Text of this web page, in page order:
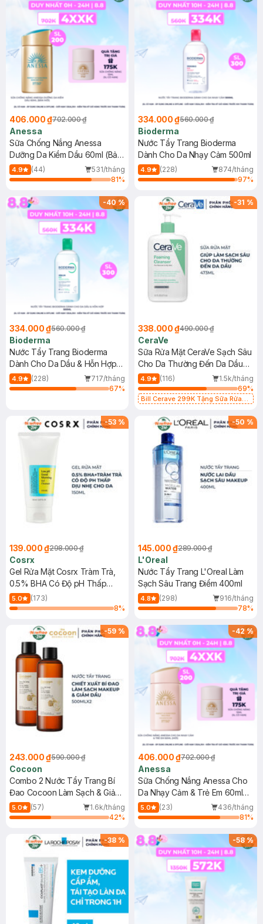
406.000 ₫702.000 ₫
Anessa
Sữa Chống Nắng Anessa
Dưỡng Da Kiềm Dầu 60ml (Bản
Mới)
4.9 (44)
531/tháng
81%
334.000 ₫560.000 ₫
Bioderma
Nước Tẩy Trang Bioderma
Dành Cho Da Nhạy Cảm 500ml
4.9 (228)
874/tháng
97%
-40%
334.000 ₫560.000 ₫
Bioderma
Nước Tẩy Trang Bioderma
Dành Cho Da Dầu & Hỗn Hợp
500ml
4.9 (228)
717/tháng
67%
-31 %
338.000 ₫490.000 ₫
CeraVe
Sữa Rửa Mặt CeraVe Sạch Sâu
Cho Da Thường Đến Da Dầu
473ml
4.9 (116)
1.5k/tháng
69%
Bill Cerave 299K Tặng Sữa Rửa
-53 %
139.000 ₫298.000 ₫
Cosrx
Gel Rửa Mặt Cosrx Tràm Trà,
0.5% BHA Có Độ pH Thấp
150ml
5.0
(173)
8%
-50 %
145.000 ₫289.000 ₫
L'Oreal
Nước Tẩy Trang L'Oreal Làm
Sạch Sâu Trang Điểm 400ml
4.8 (298)
916/tháng
78%
-59 %
243.000 ₫590.000 ₫
Cocoon
Combo 2 Nước Tẩy Trang Bí
Đao Cocoon Làm Sạch & Giảm
Dầu 500ml
5.0 (57)
1.6k/tháng
42%
-42%
406.000 ₫702.000 ₫
Anessa
Sữa Chống Nắng Anessa Cho
Da Nhạy Cảm & Trẻ Em 60ml
(Mới)
5.0 (23)
436/tháng
81%
-38 % -58%